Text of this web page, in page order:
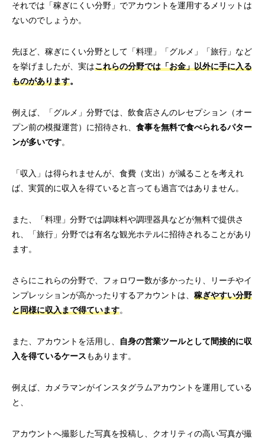
それでは「稼ぎにくい分野」でアカウントを運用するメリットは
ないのでしょうか。
先ほど、稼ぎにくい分野として「料理」「グルメ」「旅行」など
を挙げましたが、実はこれらの分野では「お金」以外に手に入る
ものがあります。
例えば、「グルメ」分野では、飲食店さんのレセプション（オー
プン前の模擬運営）に招待され、 食事を無料で食べられるパター
ンが多いです。
「収入」は得られませんが、食費（支出）が減ることを考えれ
ば、実質的に収入を得ていると言っても過言ではありません。
また、「料理」分野では調味料や調理器具などが無料で提供さ
れ、「旅行」分野では有名な観光ホテルに招待されることがあり
ます。
さらにこれらの分野で、フォロワー数が多かったり、リーチやイ
ンプレッションが高かったりするアカウントは、 稼ぎやすい分野
と同様に収入まで得ています。
また、アカウントを活用し、
自身の営業ツールとして間接的に収
入を得ているケースもあります。
例えば、カメラマンがインスタグラムアカウントを運用している
と、
アカウントへ撮影した写真を投稿し、クオリティの高い写真が撮